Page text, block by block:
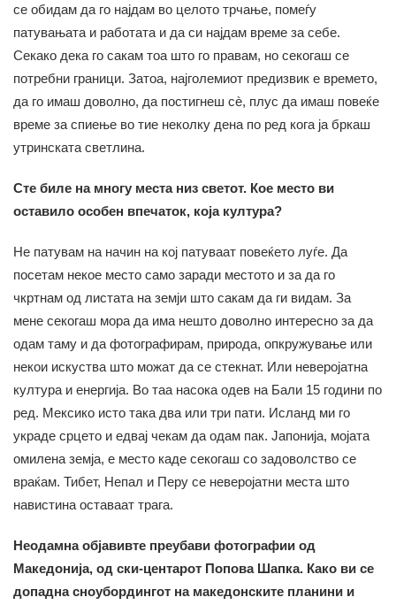
се обидам да го најдам во целото трчање, помеѓу
патувањата и работата и да си најдам време за себе.
Секако дека го сакам тоа што го правам, но секогаш се
потребни граници. Затоа, најголемиот предизвик е времето,
да го имаш доволно, да постигнеш сè, плус да имаш повеќе
време за спиење во тие неколку дена по ред кога ја бркаш
утринската светлина.
Сте биле на многу места низ светот. Кое место ви
оставило особен впечаток, која култура?
Не патувам на начин на кој патуваат повеќето луѓе. Да
посетам некое место само заради местото и за да го
чкртнам од листата на земји што сакам да ги видам. За
мене секогаш мора да има нешто доволно интересно за да
одам таму и да фотографирам, природа, опкружување или
некои искуства што можат да се стекнат. Или неверојатна
култура и енергија. Во таа насока одев на Бали 15 години по
ред. Мексико исто така два или три пати. Исланд ми го
украде срцето и едвај чекам да одам пак. Јапонија, мојата
омилена земја, е место каде секогаш со задоволство се
враќам. Тибет, Непал и Перу се неверојатни места што
навистина оставаат трага.
Неодамна објавивте преубави фотографии од
Македонија, од ски-центарот Попова Шапка. Како ви се
допадна сноубордингот на македонските планини и